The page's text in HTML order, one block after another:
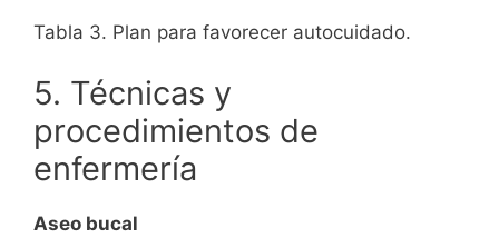
Tabla 3. Plan para favorecer autocuidado.
5. Técnicas y
procedimientos de
enfermería
Aseo bucal